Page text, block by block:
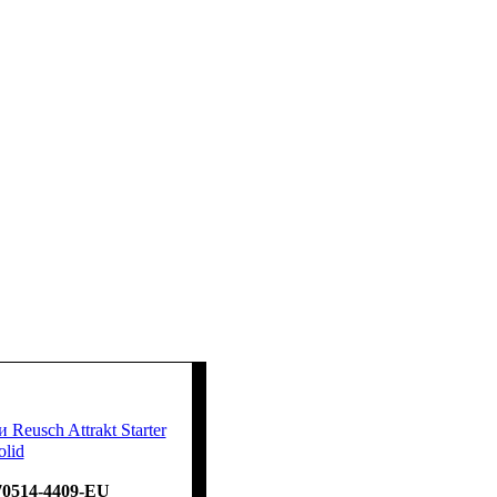
Reusch Attrakt Starter
4409-EU